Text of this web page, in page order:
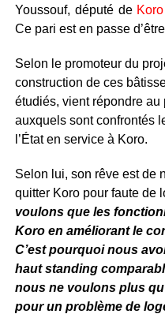
Youssouf, député de Koro
Ce pari est en passe
Selon le promoteur du
construction de ces
étudiés, vient répondre
auxquels sont confrontés
l’État en service à Koro.
Selon lui, son rêve est de
quitter Koro pour faute de
voulons que les
Koro en améliorant le
C’est pourquoi nous
haut standing
nous ne voulons plus
pour un problème de